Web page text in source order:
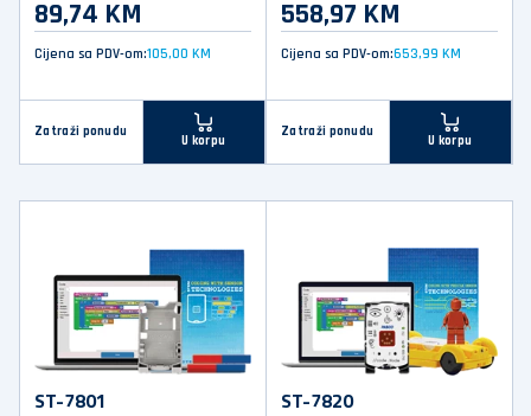
89,74 KM
Cijena sa PDV-om:105,00 KM
Zatraži ponudu
U korpu
558,97 KM
Cijena sa PDV-om:653,99 KM
Zatraži ponudu
U korpu
ST-7801 ST-7820